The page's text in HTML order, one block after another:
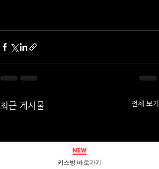
최근 게시물 전체 보기
키스방 바로가기